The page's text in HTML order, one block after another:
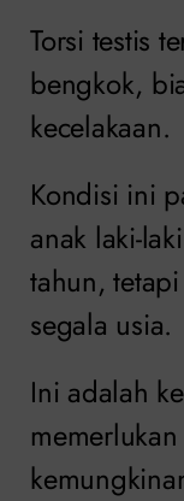
Torsi testis
bengkok,
kecelakaan.
Kondisi ini
anak laki-
tahun,
segala usia.
Ini adalah